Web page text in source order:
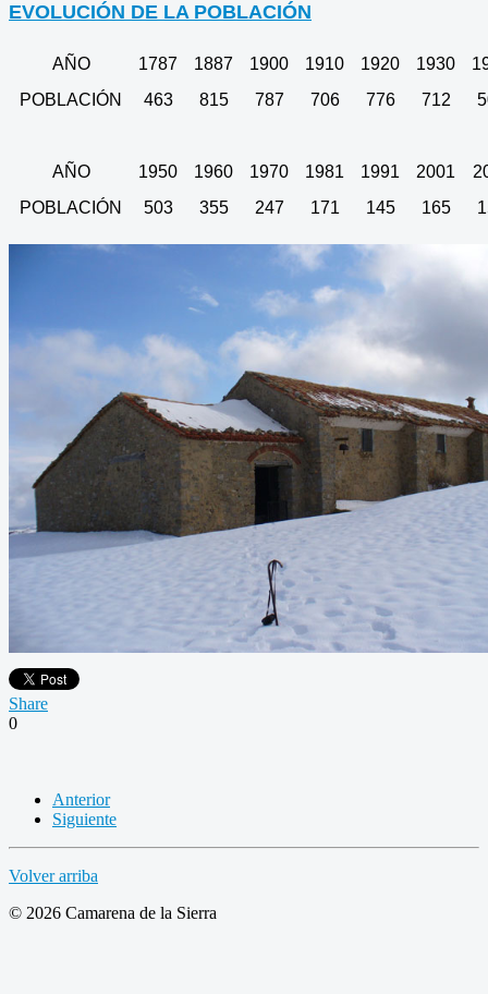
EVOLUCIÓN DE LA POBLACIÓN
AÑO 1787 1887 1900 1910 1920 1930
POBLACIÓN
463 815 787 706 776 712
AÑO 1950 1960 1970 1981 1991 2001
POBLACIÓN
503 355 247 171 145 165
Share
0
Anterior
Siguiente
Volver arriba
© 2026 Camarena de la Sierra